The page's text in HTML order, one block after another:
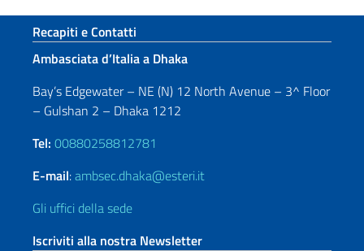
Sezione footer
Recapiti e Contatti
Ambasciata d’Italia a Dhaka
Bay’s Edgewater – NE (N) 12 North Avenue – 3^ Floor
– Gulshan 2 – Dhaka 1212
Tel: 00880258812781
E-mail:ambsec.dhaka@esteri.it
Gli uffici della sede
Iscriviti alla nostra Newsletter